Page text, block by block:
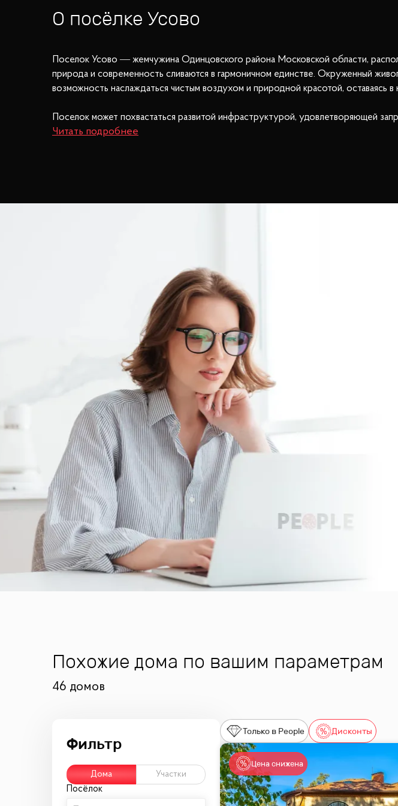
О посёлке Усово
Поселок Усово — жемчужина Одинцовского района Московской области,
природа и современность сливаются в гармоничном единстве. Окруженный
возможность наслаждаться чистым воздухом и природной красотой, оставаясь
Поселок может похвастаться развитой инфраструктурой, удовлетворяющей
торговые центры «Барвиха Luxury Village» и «Жуковка-Плаза», где можно не
Ильинскому и Рублево-Успенскому шоссе делают поездки быстрыми и
Похожие дома по вашим параметрам
46 домов
Дома Участки
Посёлок
Только в People Дисконты
Цена снижена